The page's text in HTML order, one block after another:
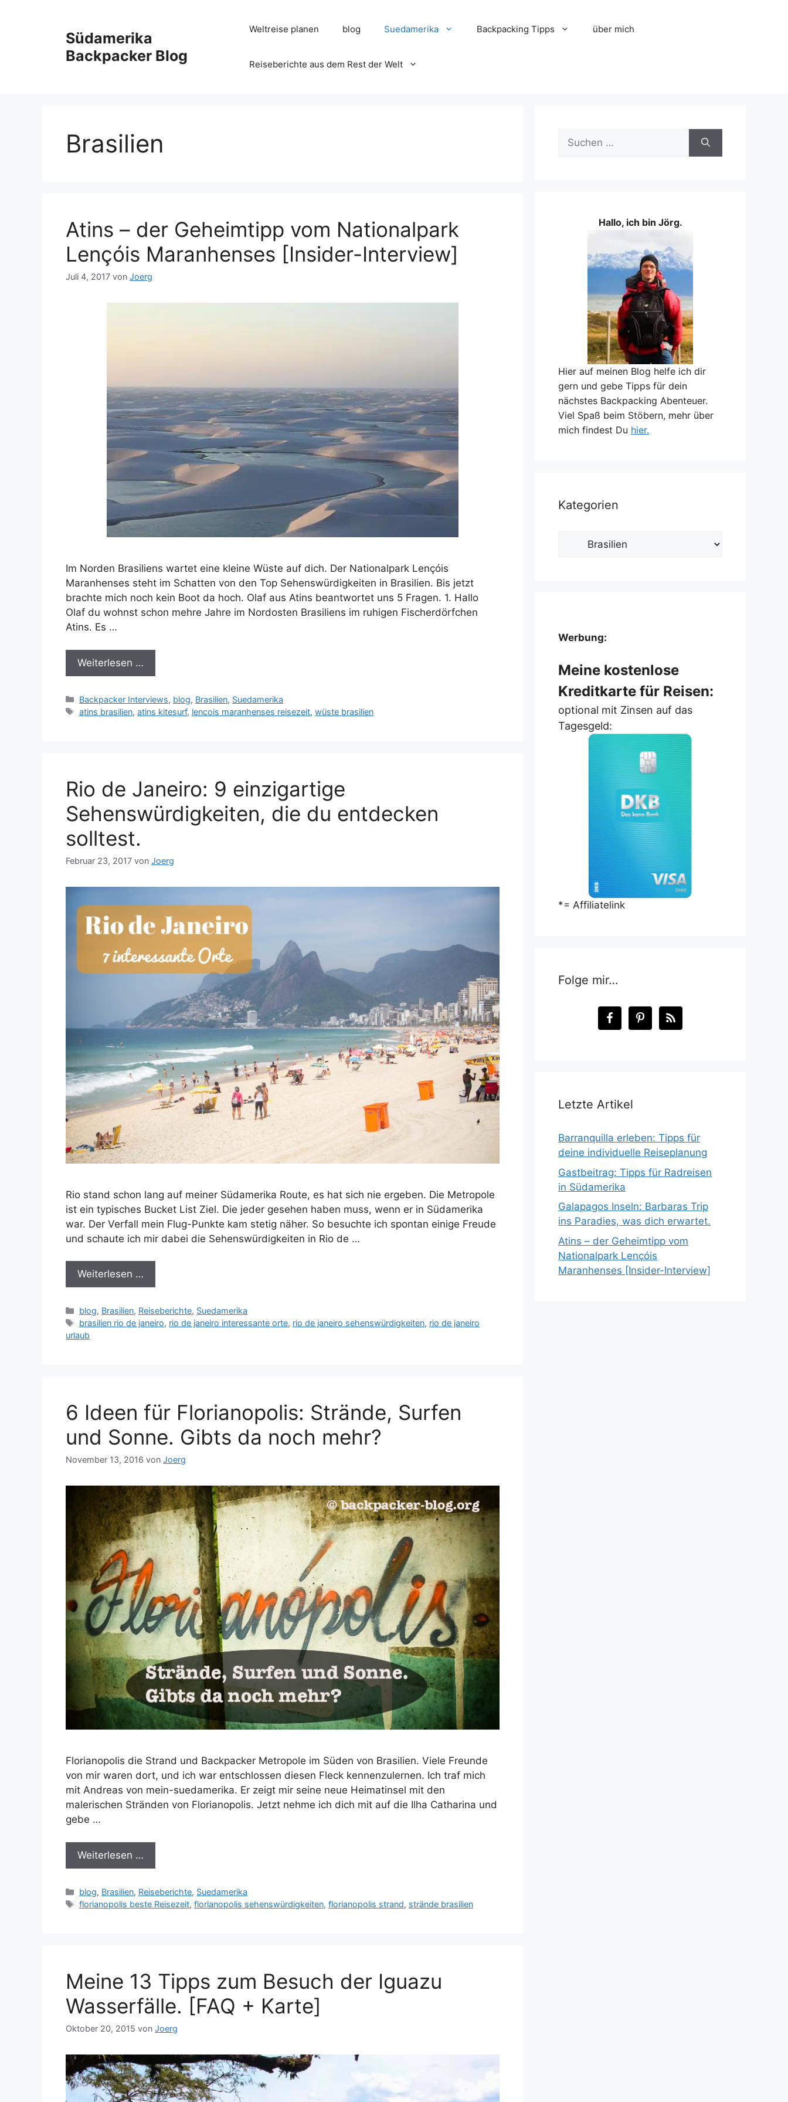
Südamerika
Backpacker Blog
Weltreise planen blog Suedamerika Backpacking Tipps über mich
Reiseberichte aus dem Rest der Welt
Brasilien
Atins – der Geheimtipp vom Nationalpark
Lençóis Maranhenses [Insider-Interview]
Juli 4, 2017 von Joerg
Im Norden Brasiliens wartet eine kleine Wüste auf dich. Der Nationalpark Lençóis
Maranhenses steht im Schatten von den Top Sehenswürdigkeiten in Brasilien. Bis jetzt
brachte mich noch kein Boot da hoch. Olaf aus Atins beantwortet uns 5 Fragen. 1. Hallo
Olaf du wohnst schon mehre Jahre im Nordosten Brasiliens im ruhigen Fischerdörfchen
Atins. Es …
Weiterlesen …
Kategorien
Backpacker Interviews, blog, Brasilien, Suedamerika
Schlagwörter
atins brasilien,atins kitesurf, lencois maranhenses reisezeit,wüste brasilien
Rio de Janeiro: 9 einzigartige
Sehenswürdigkeiten, die du entdecken
solltest.
Februar 23, 2017 von Joerg
Rio stand schon lang auf meiner Südamerika Route, es hat sich nie ergeben. Die Metropole
ist ein typisches Bucket List Ziel. Die jeder gesehen haben muss, wenn er in Südamerika
war. Der Verfall mein Flug-Punkte kam stetig näher. So besuchte ich spontan einige Freude
und schaute ich mir dabei die Sehenswürdigkeiten in Rio de …
Weiterlesen …
Kategorien
blog, Brasilien, Reiseberichte, Suedamerika
Schlagwörter
brasilien rio de janeiro, rio de janeiro interessante orte, rio de janeiro sehenswürdigkeiten, rio de janeiro
urlaub
6 Ideen für Florianopolis: Strände, Surfen
und Sonne. Gibts da noch mehr?
November 13, 2016 von Joerg
Florianopolis die Strand und Backpacker Metropole im Süden von Brasilien. Viele Freunde
von mir waren dort, und ich war entschlossen diesen Fleck kennenzulernen. Ich traf mich
mit Andreas von mein-suedamerika. Er zeigt mir seine neue Heimatinsel mit den
malerischen Stränden von Florianopolis. Jetzt nehme ich dich mit auf die Ilha Catharina und
gebe …
Weiterlesen …
Kategorien
blog, Brasilien, Reiseberichte, Suedamerika
Schlagwörter
florianopolis beste Reisezeit,florianopolis sehenswürdigkeiten,florianopolis strand, strände brasilien
Meine 13 Tipps zum Besuch der Iguazu
Wasserfälle. [FAQ + Karte]
Oktober 20, 2015 von Joerg
Suchen
nach:
Hallo, ich bin Jörg.
Hier auf meinen Blog helfe ich dir
gern und gebe Tipps für dein
nächstes Backpacking Abenteuer.
Viel Spaß beim Stöbern, mehr über
mich findest Du hier.
Kategorien
Kategorien
Werbung:
Meine kostenlose
Kreditkarte für Reisen:
optional mit Zinsen auf das
Tagesgeld:
*= Affiliatelink
Folge mir…
Letzte Artikel
Barranquilla erleben: Tipps für
deine individuelle Reiseplanung
Gastbeitrag: Tipps für Radreisen
in Südamerika
Galapagos Inseln: Barbaras Trip
ins Paradies, was dich erwartet.
Atins – der Geheimtipp vom
Nationalpark Lençóis
Maranhenses [Insider-Interview]